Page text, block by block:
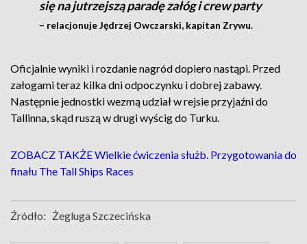
się na jutrzejszą paradę załóg i crew party
– relacjonuje Jędrzej Owczarski, kapitan Zrywu.
Oficjalnie wyniki i rozdanie nagród dopiero nastąpi. Przed
załogami teraz kilka dni odpoczynku i dobrej zabawy.
Następnie jednostki wezmą udział w rejsie przyjaźni do
Tallinna, skąd ruszą w drugi wyścig do Turku.
ZOBACZ TAKŻE Wielkie ćwiczenia służb. Przygotowania do
finału The Tall Ships Races
Źródło: Żegluga Szczecińska